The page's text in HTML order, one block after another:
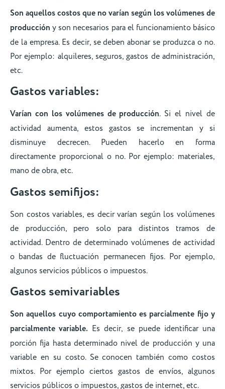
Son aquellos costos que no varían según los volúmenes de
producción y son necesarios para el funcionamiento básico
de la empresa. Es decir, se deben abonar se produzca o no.
Por ejemplo: alquileres, seguros, gastos de administración,
etc.
Gastos variables:
Varían con los volúmenes de producción. Si el nivel de
actividad aumenta, estos gastos se incrementan y si
disminuye decrecen. Pueden hacerlo en forma
directamente proporcional o no. Por ejemplo: materiales,
mano de obra, etc.
Gastos semifijos:
Son costos variables, es decir varían según los volúmenes
de producción, pero solo para distintos tramos de
actividad. Dentro de determinado volúmenes de actividad
o bandas de fluctuación permanecen fijos. Por ejemplo,
algunos servicios públicos o impuestos.
Gastos semivariables
Son aquellos cuyo comportamiento es parcialmente fijo y
parcialmente variable. Es decir, se puede identificar una
porción fija hasta determinado nivel de producción y una
variable en su costo. Se conocen también como costos
mixtos. Por ejemplo ciertos gastos de envíos, algunos
servicios públicos o impuestos, gastos de internet, etc.